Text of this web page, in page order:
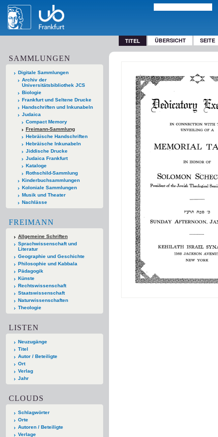
TITEL ÜBERSICHT SEITE
SAMMLUNGEN
Digitale Sammlungen
Archiv der
Universitätsbibliothek JCS
Biologie
Frankfurt und Seltene Drucke
Handschriften und Inkunabeln
Judaica
Compact Memory
Freimann-Sammlung
Hebräische Handschriften
Hebräische Inkunabeln
Jiddische Drucke
Judaica Frankfurt
Kataloge
Rothschild-Sammlung
Kinderbuchsammlungen
Koloniale Sammlungen
Musik und Theater
Nachlässe
FREIMANN
Allgemeine Schriften
Sprachwissenschaft und
Literatur
Geographie und Geschichte
Philosophie und Kabbala
Pädagogik
Künste
Rechtswissenschaft
Staatswissenschaft
Naturwissenschaften
Theologie
LISTEN
Neuzugänge
Titel
Autor / Beteiligte
Ort
Verlag
Jahr
CLOUDS
Schlagwörter
Orte
Autoren / Beteiligte
Verlage